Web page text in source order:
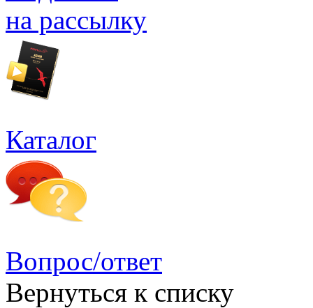
на рассылку
Каталог
Вопрос/ответ
Вернуться к списку